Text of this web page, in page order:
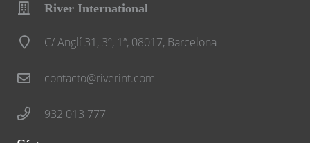
River International
C/ Anglí 31, 3º, 1ª, 08017, Barcelona
contacto@riverint.com
932 013 777